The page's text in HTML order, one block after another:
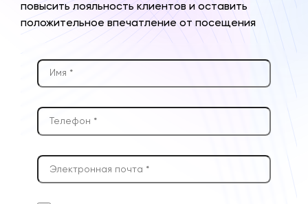
повысить лояльность клиентов и оставить
положительное впечатление от посещения